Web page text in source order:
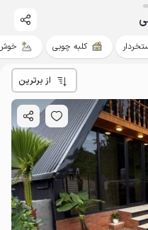
کلبه چوبی
از برترین